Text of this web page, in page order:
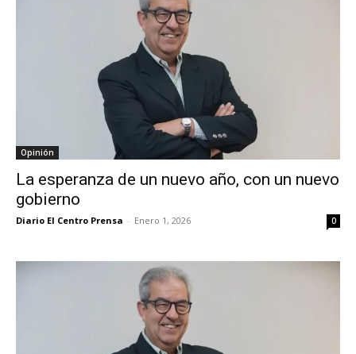
Opinión
La esperanza de un nuevo año, con un nuevo
gobierno
Diario El Centro Prensa - Enero 1, 2026 0